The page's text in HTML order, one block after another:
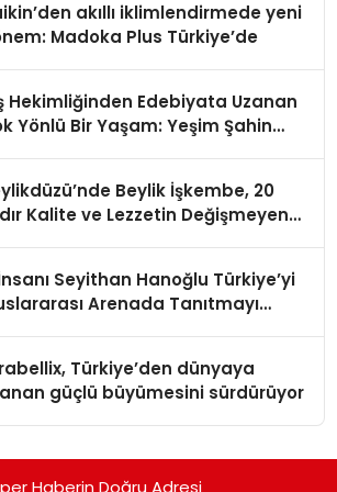
akıllı iklimlendirmede yeni
Madoka Plus Türkiye’de
Hekimliğinden Edebiyata Uzanan
Yönlü Bir Yaşam: Yeşim Şahin
Beylik İşkembe, 20
Kalite ve Lezzetin Değişmeyen
Seyithan Hanoğlu Türkiye’yi
Arenada Tanıtmayı
Türkiye’den dünyaya
güçlü büyümesini sürdürüyor
Haberin Doğru Adresi